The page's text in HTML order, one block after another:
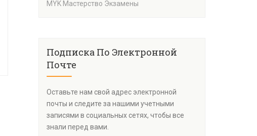
MYK Мастерство Экзамены
Подписка По Электронной
Почте
Оставьте нам свой адрес электронной
почты и следите за нашими учетными
записями в социальных сетях, чтобы все
знали перед вами.